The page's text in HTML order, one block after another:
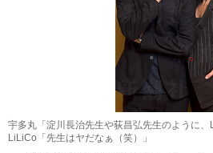
宇多丸「淀川長治先生や荻昌弘先生のように
LiLiCo「先生はヤだなぁ（笑）」